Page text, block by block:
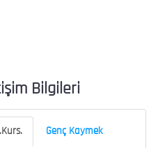
Bilgileri
Genç Kaymek